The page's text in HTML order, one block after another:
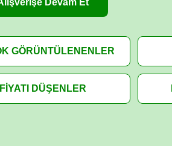
GÖRÜNTÜLENENLER
FİYATI DÜŞENLER